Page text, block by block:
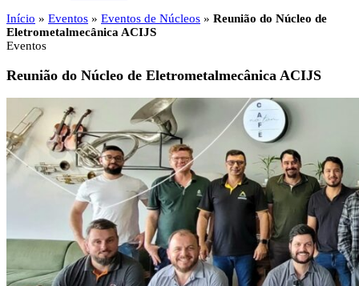
Início » Eventos » Eventos de Núcleos » Reunião do Núcleo de
Eletrometalmecânica ACIJS
Eventos
Reunião do Núcleo de Eletrometalmecânica ACIJS